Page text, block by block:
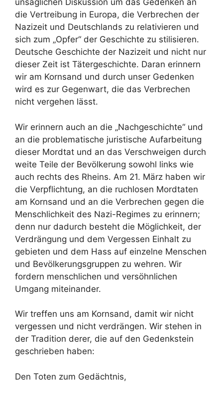
unsäglichen Diskussion um das Gedenken an
die Vertreibung in Europa, die Verbrechen der
Nazizeit und Deutschlands zu relativieren und
sich zum „Opfer“ der Geschichte zu stilisieren.
Deutsche Geschichte der Nazizeit und nicht nur
dieser Zeit ist Tätergeschichte. Daran erinnern
wir am Kornsand und durch unser Gedenken
wird es zur Gegenwart, die das Verbrechen
nicht vergehen lässt.
Wir erinnern auch an die „Nachgeschichte“ und
an die problematische juristische Aufarbeitung
dieser Mordtat und an das Verschweigen durch
weite Teile der Bevölkerung sowohl links wie
auch rechts des Rheins. Am 21. März haben wir
die Verpflichtung, an die ruchlosen Mordtaten
am Kornsand und an die Verbrechen gegen die
Menschlichkeit des Nazi-Regimes zu erinnern;
denn nur dadurch besteht die Möglichkeit, der
Verdrängung und dem Vergessen Einhalt zu
gebieten und dem Hass auf einzelne Menschen
und Bevölkerungsgruppen zu wehren. Wir
fordern menschlichen und versöhnlichen
Umgang miteinander.
Wir treffen uns am Kornsand, damit wir nicht
vergessen und nicht verdrängen. Wir stehen in
der Tradition derer, die auf den Gedenkstein
geschrieben haben:
Den Toten zum Gedächtnis,